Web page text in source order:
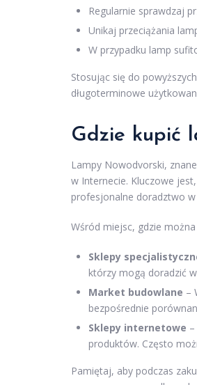
Regularnie sprawdzaj
Unikaj przeciążania
W przypadku lamp
Stosując się do
długoterminowe
Gdzie kupić
Lampy Nowodvorski,
w Internecie. Kluczowe
profesjonalne doradztwo
Wśród miejsc, gdzie
Sklepy
którzy mogą doradzić
Market budowlane –
bezpośrednie
Sklepy internetowe
produktów. Często
Pamiętaj, aby podczas